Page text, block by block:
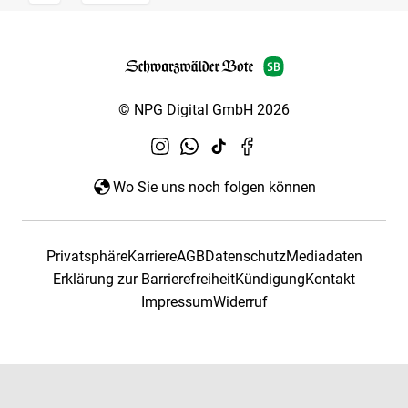
© NPG Digital GmbH 2026
Wo Sie uns noch folgen können
PrivatsphäreKarriereAGBDatenschutzMediadaten
Erklärung zur BarrierefreiheitKündigungKontakt
ImpressumWiderruf